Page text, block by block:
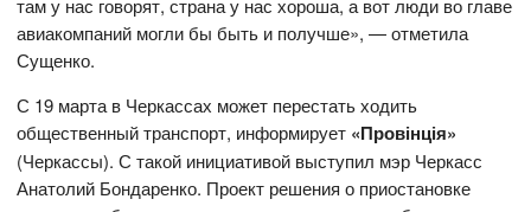
там у нас говорят, страна у нас хороша, а вот люди во главе
авиакомпаний могли бы быть и получше», — отметила
Сущенко.
С 19 марта в Черкассах может перестать ходить
общественный транспорт, информирует «Провінція»
(Черкассы). С такой инициативой выступил мэр Черкасс
Анатолий Бондаренко. Проект решения о приостановке